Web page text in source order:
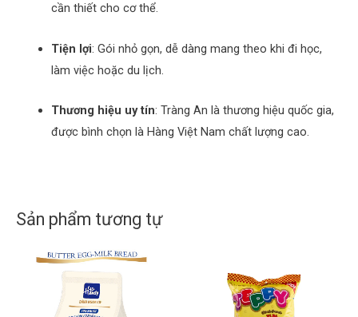
cần thiết cho cơ thể.
Tiện lợi: Gói nhỏ gọn, dễ dàng mang theo khi đi học,
làm việc hoặc du lịch.
Thương hiệu uy tín: Tràng An là thương hiệu quốc gia,
được bình chọn là Hàng Việt Nam chất lượng cao.
Sản phẩm tương tự